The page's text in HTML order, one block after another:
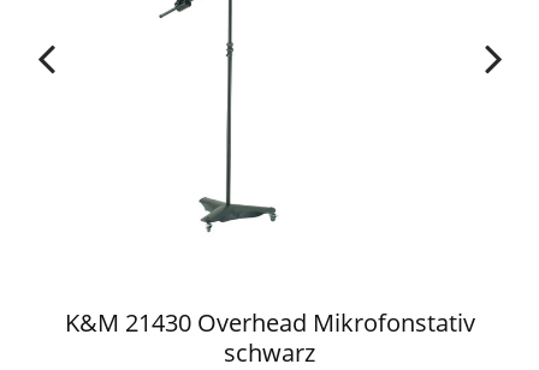
K&M 21430 Overhead Mikrofonstativ
schwarz